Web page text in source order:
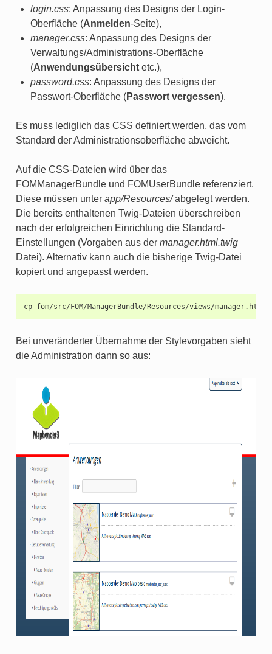
login.css: Anpassung des Designs der Login-
Oberfläche (Anmelden-Seite),
manager.css: Anpassung des Designs der
Verwaltungs/Administrations-Oberfläche
(Anwendungsübersichtetc.),
password.css: Anpassung des Designs der
Passwort-Oberfläche (Passwort vergessen).
Es muss lediglich das CSS definiert werden, das vom
Standard der Administrationsoberfläche abweicht.
Auf die CSS-Dateien wird über das
FOMManagerBundle und FOMUserBundle referenziert.
Diese müssen unter app/Resources/abgelegt werden.
Die bereits enthaltenen Twig-Dateien überschreiben
nach der erfolgreichen Einrichtung die Standard-
Einstellungen (Vorgaben aus der manager.html.twig
Datei). Alternativ kann auch die bisherige Twig-Datei
kopiert und angepasst werden.
cp fom/src/FOM/ManagerBundle/Resources/views/
Bei unveränderter Übernahme der Stylevorgaben sieht
die Administration dann so aus: